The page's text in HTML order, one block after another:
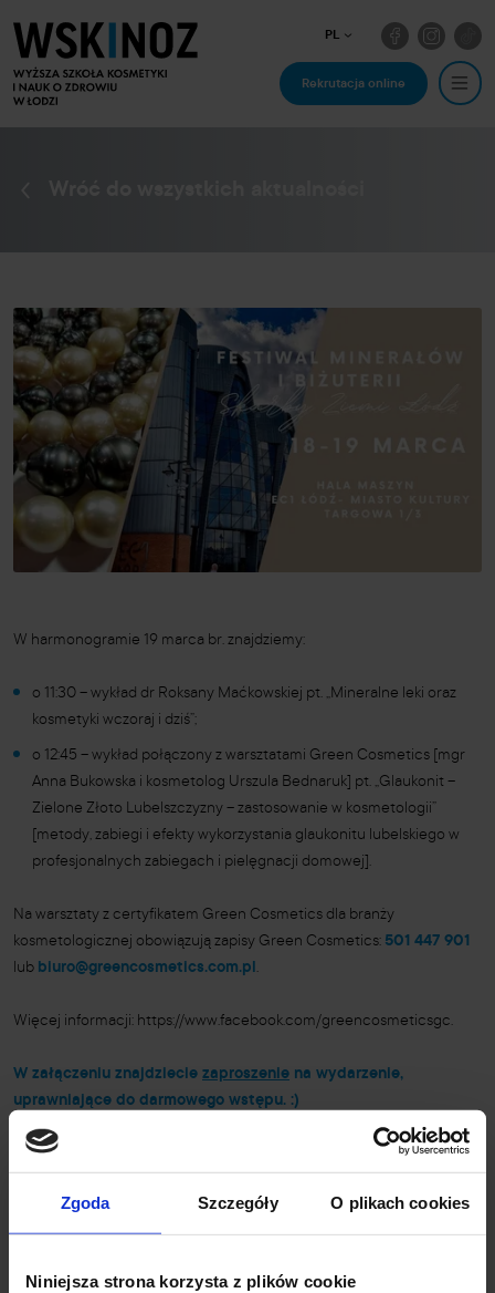
Zgoda Szczegóły O plikach cookies
Niniejsza strona korzysta z plików cookie
PL
Rekrutacja online
W harmonogramie 19 marca br. znajdziemy:
o 11:30 – wykład dr Roksany Maćkowskiej pt. „Mineralne leki oraz
kosmetyki wczoraj i dziś”;
o 12:45 – wykład połączony z warsztatami Green Cosmetics [mgr
Anna Bukowska i kosmetolog Urszula Bednaruk] pt. „Glaukonit –
Zielone Złoto Lubelszczyzny – zastosowanie w kosmetologii”
[metody, zabiegi i efekty wykorzystania glaukonitu lubelskiego w
profesjonalnych zabiegach i pielęgnacji domowej].
Na warsztaty z certyfikatem Green Cosmetics dla branży
kosmetologicznej obowiązują zapisy Green Cosmetics: 501 447 901
lub biuro@greencosmetics.com.pl.
Więcej informacji: https://www.facebook.com/greencosmeticsgc.
W załączeniu znajdziecie zaproszenie na wydarzenie,
uprawniające do darmowego wstępu. :)
Partnerzy studiów